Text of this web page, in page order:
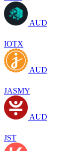
AUD
IOTX
AUD
JASMY
AUD
JST